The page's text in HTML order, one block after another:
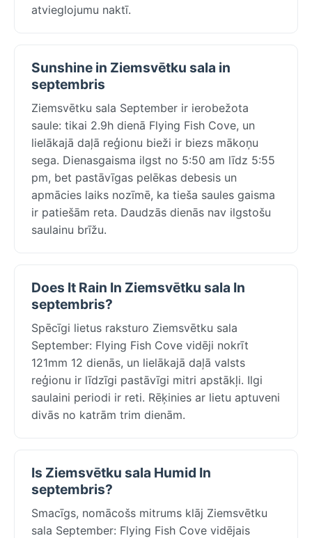
atvieglojumu naktī.
Sunshine in Ziemsvētku sala in
septembris
Ziemsvētku sala September ir ierobežota
saule: tikai 2.9h dienā Flying Fish Cove, un
lielākajā daļā reģionu bieži ir biezs mākoņu
sega. Dienasgaisma ilgst no 5:50 am līdz 5:55
pm, bet pastāvīgas pelēkas debesis un
apmācies laiks nozīmē, ka tieša saules gaisma
ir patiešām reta. Daudzās dienās nav ilgstošu
saulainu brīžu.
Does It Rain In Ziemsvētku sala In
septembris?
Spēcīgi lietus raksturo Ziemsvētku sala
September: Flying Fish Cove vidēji nokrīt
121mm 12 dienās, un lielākajā daļā valsts
reģionu ir līdzīgi pastāvīgi mitri apstākļi. Ilgi
saulaini periodi ir reti. Rēķinies ar lietu aptuveni
divās no katrām trim dienām.
Is Ziemsvētku sala Humid In
septembris?
Smacīgs, nomācošs mitrums klāj Ziemsvētku
sala September: Flying Fish Cove vidējais